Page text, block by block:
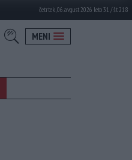
četrtek, 06. avgust 2026 leto 31 / št. 218
MENI